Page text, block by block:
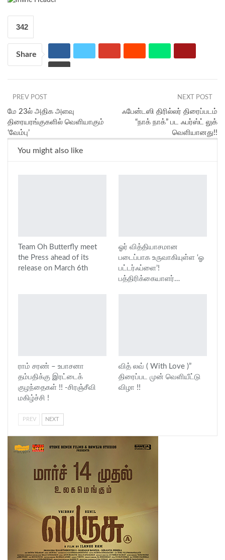
342
Share
PREV POST
மே 23ல் அதிக அளவு
திரையரங்குகளில் வெளியாகும்
‘வேம்பு’
NEXT POST
ஃபேன்டஸி திரில்லர் திரைப்படம்
“நாக் நாக்” பட ஃபர்ஸ்ட் லுக்
வெளியானது!!
You might also like
Team Oh Butterfly meet
the Press ahead of its
release on March 6th
ஓர் வித்தியாசமான
படைப்பாக உருவாகியுள்ள ‘ஓ
பட்டர்ஃப்ளை’!
பத்திரிக்கையாளர்…
ராம் சரண் – உபாசனா
தம்பதிக்கு இரட்டைக்
குழந்தைகள் !! -சிரஞ்சீவி
மகிழ்ச்சி !
வித் லவ் ( With Love )”
திரைப்பட முன் வெளியீட்டு
விழா !!
PREV NEXT